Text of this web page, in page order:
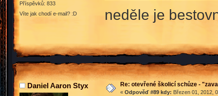
Příspěvků: 833
Víte jak chodí e-mail? :D
neděle je
Daniel Aaron Styx Re: otevřené školicí schůze -
« Odpověď #89 kdy: Březen 01, 2012,